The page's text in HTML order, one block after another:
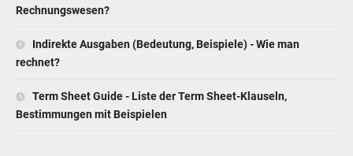
Rechnungswesen?
Indirekte Ausgaben (Bedeutung, Beispiele) - Wie man
rechnet?
Term Sheet Guide - Liste der Term Sheet-Klauseln,
Bestimmungen mit Beispielen